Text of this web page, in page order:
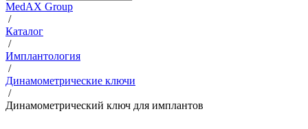
MedAX Group
/
Каталог
/
Имплантология
/
Динамометрические ключи
/
Динамометрический ключ для имплантов